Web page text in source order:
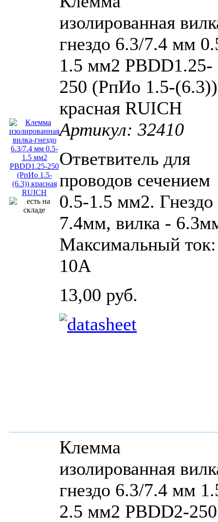
изолированная
гнездо 6.3/7.4 мм
1.5 мм2 PBDD1.25-
250 (РпИо 1.5-(6.3))
красная RUICH
Артикул: 32410
Ответвитель для
проводов сечением
0.5-1.5 мм2. Гнездо
7.4мм, вилка -
Максимальный ток:
10А
13,00 руб.
Клемма
изолированная
гнездо 6.3/7.4 мм
2.5 мм2 PBDD2-250